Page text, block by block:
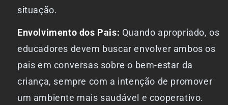
situação.
Envolvimento dos Pais: Quando apropriado, os
educadores devem buscar envolver ambos os
pais em conversas sobre o bem-estar da
criança, sempre com a intenção de promover
um ambiente mais saudável e cooperativo.